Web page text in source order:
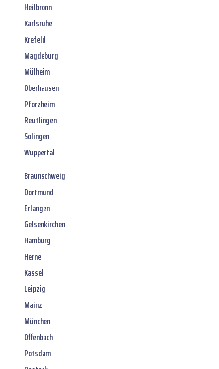
Heilbronn
Karlsruhe
Krefeld
Magdeburg
Mülheim
Oberhausen
Pforzheim
Reutlingen
Solingen
Wuppertal
Braunschweig
Dortmund
Erlangen
Gelsenkirchen
Hamburg
Herne
Kassel
Leipzig
Mainz
München
Offenbach
Potsdam